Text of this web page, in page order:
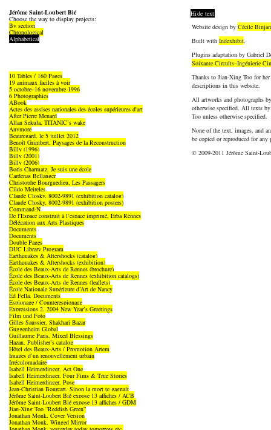
Jérôme Saint-Loubert Bié
Choose the way to display projects:
By section
Chronological
Alphabetical
10 Tables / 160 Pages
19 animaux faciles à voir
5 octobre–16 novembre 1996
6 Photographies
ABook
Actes des assises nationales des écoles supérieures d'art
After Pierre Menard
Allan Sekula, TITANIC’s wake
Anymore
Beauregard, le 5 juillet 2012
Benoît Grimbert, Paysages de la Reconstruction
Billy (1996)
Billy (2001)
Billy (2006)
Boris Charmatz, Je suis une école
Cardenas Bellanger
Christophe Bourguedieu, Les Passagers
Cildo Meireles
Claude Closky, 8002-9891 (exhibition catalog)
Claude Closky, 8002-9891 (exhibition posters)
Command-N
De l'Espace construit à l’espace imprimé, Erba Rennes
Délégation aux Arts Plastiques
Documents
Documents
Double Pages
DUC Library Program
Earthquakes & Aftershocks (catalog)
Earthquakes & Aftershocks (exhibition)
École des Beaux-Arts de Rennes (brochure)
École des Beaux-Arts de Rennes (exhibition catalogs)
École des Beaux-Arts de Rennes (leaflets)
École Nationale Supérieure d’Art de Nancy
Ed Fella, Documents
Espionage / Counterespionage
Expressions 2, 2004 New Year’s Greetings
Film und Foto
Gilles Saussier, Shakhari Bazar
Guggenheim Global
Guillaume Paris, Mixed Blessings
Hazan, Publisher’s catalog
Hôtel des Beaux-Arts / Promotion Artem
Images d’un renouvellement urbain
Irrégulomadaire
Isabell Heimerdinger, Act One
Isabell Heimerdinger, Four Fims & True Stories
Isabell Heimerdinger, Pose
Jean-Christian Bourcart, Sinon la mort te gagnait
Jérôme Saint-Loubert Bié expose 13 affiches / ACB
Jérôme Saint-Loubert Bié expose 13 affiches / GDM
Jian-Xing Too “Reddish Green”
Jonathan Monk, Cover Version
Jonathan Monk, Winged Mirror
Hide text
Website design by Cécile
Built with Indexhibit.
Plugins adaptation by Gabriel
Soixante Circuits–Ingénierie
Thanks to Jian-Xing Too for
descriptions in this website.
All artworks and photographs
otherwise specified. All texts
Too unless otherwise specified.
None of the text, images, and
be copied or reproduced for
© 2009-2011 Jérôme Saint-